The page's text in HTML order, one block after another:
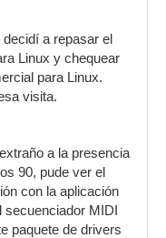
a repasar el
Linux y chequear
para Linux.
visita.
a la presencia
90, pude ver el
con la aplicación
MIDI
paquete de drivers